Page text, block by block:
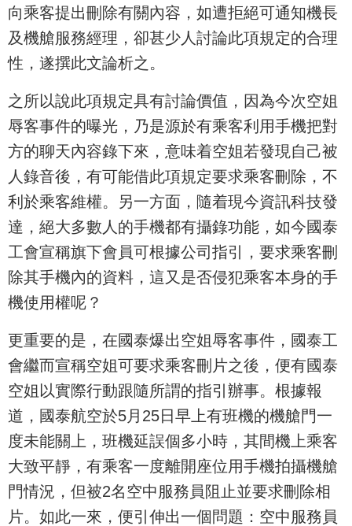
向乘客提出刪除有關內容，如遭拒絕可通知機長
及機艙服務經理，卻甚少人討論此項規定的合理
性，遂撰此文論析之。
之所以說此項規定具有討論價值，因為今次空姐
辱客事件的曝光，乃是源於有乘客利用手機把對
方的聊天內容錄下來，意味着空姐若發現自己被
人錄音後，有可能借此項規定要求乘客刪除，不
利於乘客維權。另一方面，隨着現今資訊科技發
達，絕大多數人的手機都有攝錄功能，如今國泰
工會宣稱旗下會員可根據公司指引，要求乘客刪
除其手機內的資料，這又是否侵犯乘客本身的手
機使用權呢？
更重要的是，在國泰爆出空姐辱客事件，國泰工
會繼而宣稱空姐可要求乘客刪片之後，便有國泰
空姐以實際行動跟隨所謂的指引辦事。根據報
道，國泰航空於5月25日早上有班機的機艙門一
度未能關上，班機延誤個多小時，其間機上乘客
大致平靜，有乘客一度離開座位用手機拍攝機艙
門情況，但被2名空中服務員阻止並要求刪除相
片。如此一來，便引伸出一個問題：空中服務員